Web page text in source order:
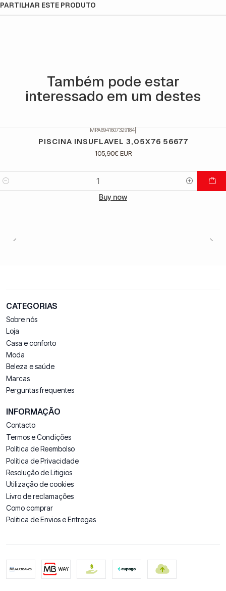
PARTILHAR ESTE PRODUTO
Também pode estar
interessado em um destes
MPA6941607329184
PISCINA INSUFLAVEL 3,05X76 56677
105,90€ EUR
Buy now
CATEGORIAS
Sobre nós
Loja
Casa e conforto
Moda
Beleza e saúde
Marcas
Perguntas frequentes
INFORMAÇÃO
Contacto
Termos e Condições
Política de Reembolso
Política de Privacidade
Resolução de Litigios
Utilização de cookies
Livro de reclamações
Como comprar
Politica de Envios e Entregas